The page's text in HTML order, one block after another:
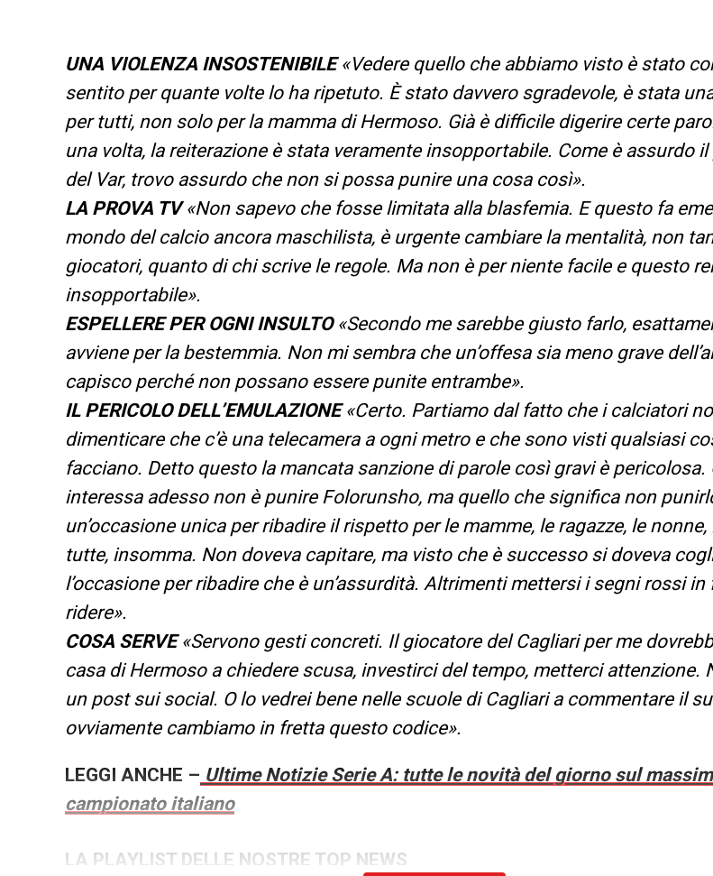
UNA VIOLENZA INSOSTENIBILE«Vedere quello che abbiamo visto è stato
sentito per quante volte lo ha ripetuto. È stato davvero sgradevole, è stata
per tutti, non solo per la mamma di Hermoso. Già è difficile digerire certe
una volta, la reiterazione è stata veramente insopportabile. Come è assurdo
del Var, trovo assurdo che non si possa punire una cosa così».
LA PROVA TV«Non sapevo che fosse limitata alla blasfemia. E questo fa
mondo del calcio ancora maschilista, è urgente cambiare la mentalità, non
giocatori, quanto di chi scrive le regole. Ma non è per niente facile e questo
insopportabile».
ESPELLERE PER OGNI INSULTO«Secondo me sarebbe giusto farlo,
avviene per la bestemmia. Non mi sembra che un’offesa sia meno grave
capisco perché non possano essere punite entrambe».
IL PERICOLO DELL’EMULAZIONE«Certo. Partiamo dal fatto che i calciatori
dimenticare che c’è una telecamera a ogni metro e che sono visti qualsiasi
facciano. Detto questo la mancata sanzione di parole così gravi è pericolosa.
interessa adesso non è punire Folorunsho, ma quello che significa non
un’occasione unica per ribadire il rispetto per le mamme, le ragazze, le
tutte, insomma. Non doveva capitare, ma visto che è successo si doveva
l’occasione per ribadire che è un’assurdità. Altrimenti mettersi i segni rossi in
ridere».
COSA SERVE«Servono gesti concreti. Il giocatore del Cagliari per me
casa di Hermoso a chiedere scusa, investirci del tempo, metterci attenzione.
un post sui social. O lo vedrei bene nelle scuole di Cagliari a commentare il
ovviamente cambiamo in fretta questo codice».
LEGGI ANCHE – Ultime Notizie Serie A: tutte le novità del giorno sul
campionato italiano
LA PLAYLIST DELLE NOSTRE TOP NEWS